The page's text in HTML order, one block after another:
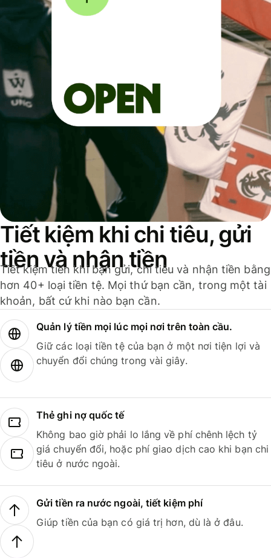
Tiết kiệm khi chi tiêu, gửi
tiền và nhận tiền
Tiết kiệm tiền khi bạn gửi, chi tiêu và nhận tiền bằng
hơn 40+ loại tiền tệ. Mọi thứ bạn cần, trong một tài
khoản, bất cứ khi nào bạn cần.
Quản lý tiền mọi lúc mọi nơi trên toàn cầu.
Giữ các loại tiền tệ của bạn ở một nơi tiện lợi và
chuyển đổi chúng trong vài giây.
Thẻ ghi nợ quốc tế
Không bao giờ phải lo lắng về phí chênh lệch tỷ
giá chuyển đổi, hoặc phí giao dịch cao khi bạn chi
tiêu ở nước ngoài.
Gửi tiền ra nước ngoài, tiết kiệm phí
Giúp tiền của bạn có giá trị hơn, dù là ở đâu.